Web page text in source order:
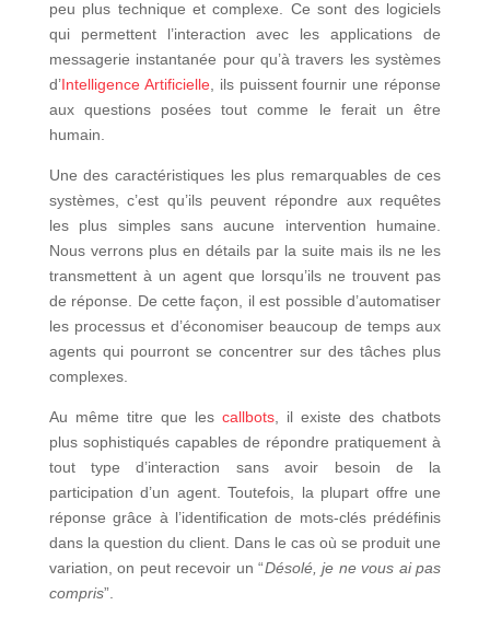
peu plus technique et complexe. Ce sont des logiciels
qui permettent l’interaction avec les applications de
messagerie instantanée pour qu’à travers les systèmes
d’Intelligence Artificielle, ils puissent fournir une réponse
aux questions posées tout comme le ferait un être
humain.
Une des caractéristiques les plus remarquables de ces
systèmes, c’est qu’ils peuvent répondre aux requêtes
les plus simples sans aucune intervention humaine.
Nous verrons plus en détails par la suite mais ils ne les
transmettent à un agent que lorsqu’ils ne trouvent pas
de réponse. De cette façon, il est possible d’automatiser
les processus et d’économiser beaucoup de temps aux
agents qui pourront se concentrer sur des tâches plus
complexes.
Au même titre que lescallbots , il existe des chatbots
plus sophistiqués capables de répondre pratiquement à
tout type d’interaction sans avoir besoin de la
participation d’un agent. Toutefois, la plupart offre une
réponse grâce à l’identification de mots-clés prédéfinis
dans la question du client. Dans le cas où se produit une
variation, on peut recevoir un “Désolé, je ne vous ai pas
compris”.